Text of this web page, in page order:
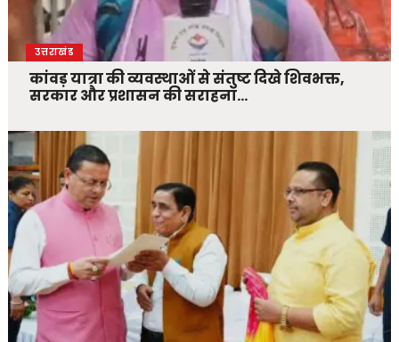
उत्तराखंड
कांवड़ यात्रा की व्यवस्थाओं से संतुष्ट दिखे शिवभक्त,
सरकार और प्रशासन की सराहना…